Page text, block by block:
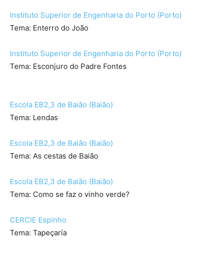
Instituto Superior de Engenharia do Porto (Porto)
Tema: Enterro do João
Instituto Superior de Engenharia do Porto (Porto)
Tema: Esconjuro do Padre Fontes
Escola EB2,3 de Baião (Baião)
Tema: Lendas
Escola EB2,3 de Baião (Baião)
Tema: As cestas de Baião
Escola EB2,3 de Baião (Baião)
Tema: Como se faz o vinho verde?
CERCIE Espinho
Tema: Tapeçaría